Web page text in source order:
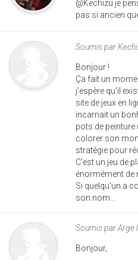
@Kechizu je
pas si ancien
Soumis par
Bonjour !
Ça fait un
j'espère qu'il
site de jeux en
incarnait un
pots de
colorer son
stratégie pour
C'est un jeu de
énormément de
Si quelqu'un a
son nom...
Soumis parArge
Bonjour,